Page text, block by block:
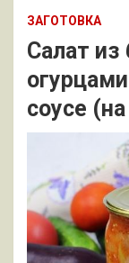
ЗАГОТОВКА
Салат из
соусе